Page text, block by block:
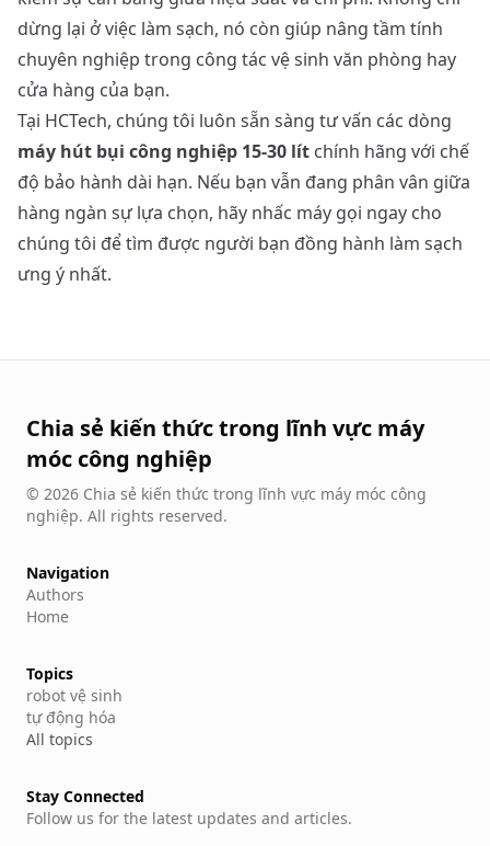
dừng lại ở việc làm sạch, nó còn giúp nâng tầm tính
chuyên nghiệp trong công tác vệ sinh văn phòng hay
cửa hàng của bạn.
Tại HCTech, chúng tôi luôn sẵn sàng tư vấn các dòng
máy hút bụi công nghiệp 15-30 lít chính hãng với chế
độ bảo hành dài hạn. Nếu bạn vẫn đang phân vân giữa
hàng ngàn sự lựa chọn, hãy nhấc máy gọi ngay cho
chúng tôi để tìm được người bạn đồng hành làm sạch
ưng ý nhất.
Chia sẻ kiến thức trong lĩnh vực máy
móc công nghiệp
© 2026 Chia sẻ kiến thức trong lĩnh vực máy móc công
nghiệp. All rights reserved.
Navigation
Authors
Home
Topics
robot vệ sinh
tự động hóa
All topics
Stay Connected
Follow us for the latest updates and articles.